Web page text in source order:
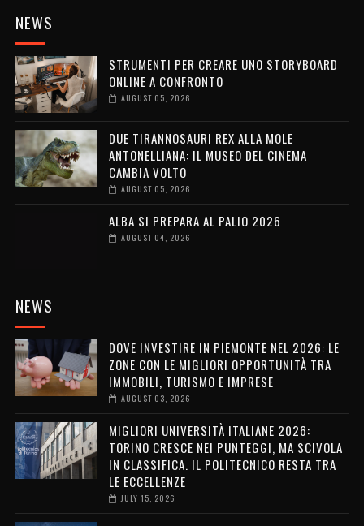
NEWS
STRUMENTI PER CREARE UNO STORYBOARD
ONLINE A CONFRONTO
AUGUST 05, 2026
DUE TIRANNOSAURI REX ALLA MOLE
ANTONELLIANA: IL MUSEO DEL CINEMA
CAMBIA VOLTO
AUGUST 05, 2026
ALBA SI PREPARA AL PALIO 2026
AUGUST 04, 2026
NEWS
DOVE INVESTIRE IN PIEMONTE NEL 2026: LE
ZONE CON LE MIGLIORI OPPORTUNITÀ TRA
IMMOBILI, TURISMO E IMPRESE
AUGUST 03, 2026
MIGLIORI UNIVERSITÀ ITALIANE 2026:
TORINO CRESCE NEI PUNTEGGI, MA SCIVOLA
IN CLASSIFICA. IL POLITECNICO RESTA TRA
LE ECCELLENZE
JULY 15, 2026